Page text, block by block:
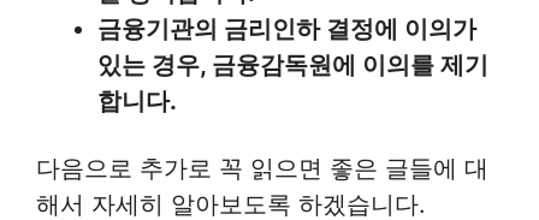
금융기관의 금리인하 결정에 이의가
있는 경우, 금융감독원에 이의를 제기
합니다.
다음으로 추가로 꼭 읽으면 좋은 글들에 대
해서 자세히 알아보도록 하겠습니다.